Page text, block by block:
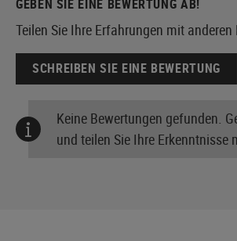
GEBEN SIE EINE BEWERTUNG AB!
Teilen Sie Ihre Erfahrungen mit anderen
SCHREIBEN SIE EINE BEWERTUNG
Keine Bewertungen gefunden.
und teilen Sie Ihre Erkenntnisse